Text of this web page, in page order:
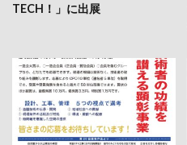
TECH！」に出展